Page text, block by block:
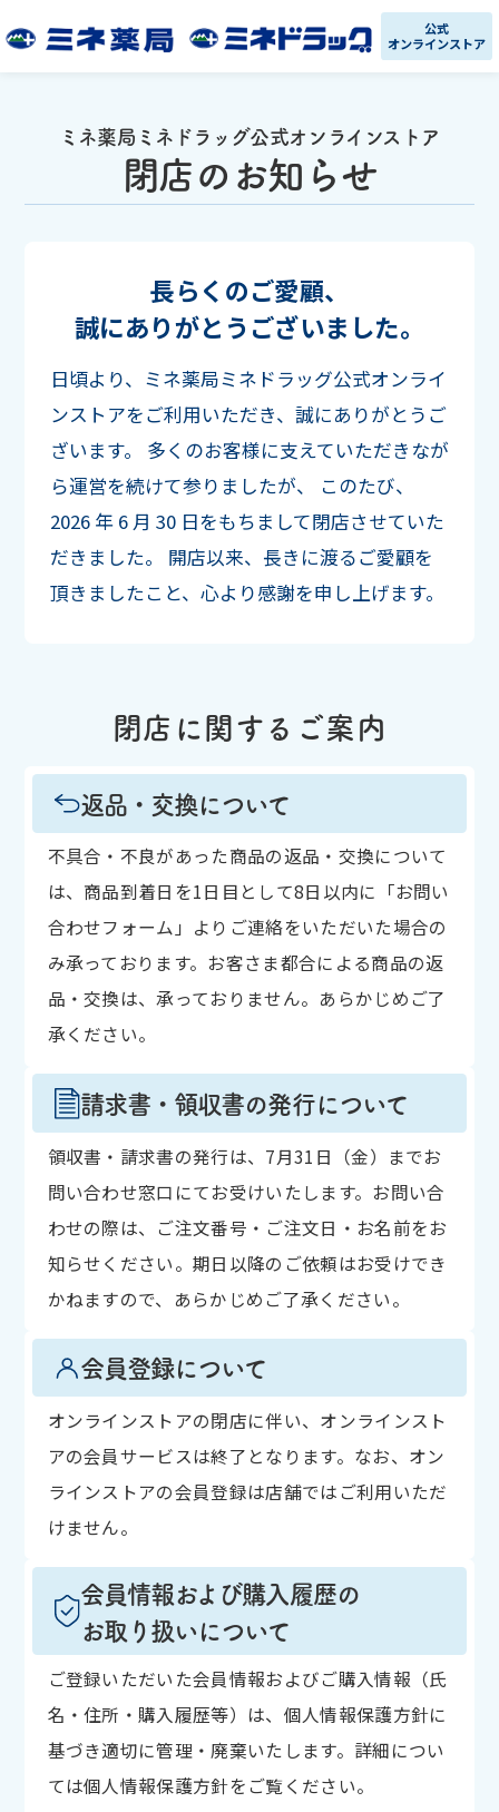
公式
オンラインストア
ミネ薬局ミネドラッグ公式オンラインストア
閉店のお知らせ
長らくのご愛顧、
誠にありがとうございました。
日頃より、ミネ薬局ミネドラッグ公式オンライ
ンストアをご利用いただき、誠にありがとうご
ざいます。
多くのお客様に支えていただきなが
ら運営を続けて参りましたが、
このたび、
2026 年 6 月 30 日をもちまして閉店させていた
だきました。
開店以来、長きに渡るご愛顧を
頂きましたこと、心より感謝を申し上げます。
閉店に関するご案内
返品・交換について
不具合・不良があった商品の返品・交換について
は、商品到着日を1日目として8日以内に「お問い
合わせフォーム」よりご連絡をいただいた場合の
み承っております。お客さま都合による商品の返
品・交換は、承っておりません。あらかじめご了
承ください。
請求書・領収書の発行について
領収書・請求書の発行は、7月31日（金）までお
問い合わせ窓口にてお受けいたします。お問い合
わせの際は、ご注文番号・ご注文日・お名前をお
知らせください。期日以降のご依頼はお受けでき
かねますので、あらかじめご了承ください。
会員登録について
オンラインストアの閉店に伴い、オンラインスト
アの会員サービスは終了となります。なお、オン
ラインストアの会員登録は店舗ではご利用いただ
けません。
会員情報および購入履歴の
お取り扱いについて
ご登録いただいた会員情報およびご購入情報（氏
名・住所・購入履歴等）は、個人情報保護方針に
基づき適切に管理・廃棄いたします。詳細につい
ては個人情報保護方針をご覧ください。